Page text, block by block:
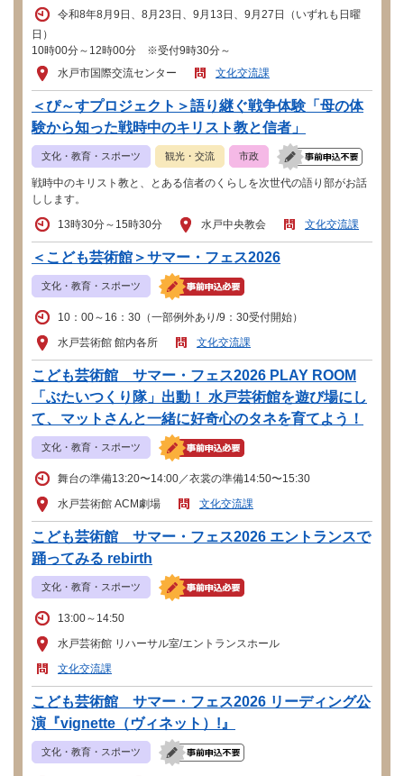
令和8年8月9日、8月23日、9月13日、9月27日（いずれも日曜
日）
10時00分～12時00分 ※受付9時30分～
水戸市国際交流センター
文化交流課
＜ぴ～すプロジェクト＞語り継ぐ戦争体験「母の体
験から知った戦時中のキリスト教と信者」
文化・教育・スポーツ 観光・交流 市政
戦時中のキリスト教と、とある信者のくらしを次世代の語り部がお話
しします。
13時30分～15時30分
水戸中央教会 文化交流課
＜こども芸術館＞サマー・フェス2026
文化・教育・スポーツ
10：00～16：30（一部例外あり/9：30受付開始）
水戸芸術館 館内各所
文化交流課
こども芸術館 サマー・フェス2026 PLAY ROOM
「ぶたいつくり隊」出動！ 水戸芸術館を遊び場にし
て、マットさんと一緒に好奇心のタネを育てよう！
文化・教育・スポーツ
舞台の準備13:20〜14:00／衣裳の準備14:50〜15:30
水戸芸術館 ACM劇場
文化交流課
こども芸術館 サマー・フェス2026 エントランスで
踊ってみる rebirth
文化・教育・スポーツ
13:00～14:50
水戸芸術館 リハーサル室/エントランスホール
文化交流課
こども芸術館 サマー・フェス2026 リーディング公
演『vignette（ヴィネット）!』
文化・教育・スポーツ